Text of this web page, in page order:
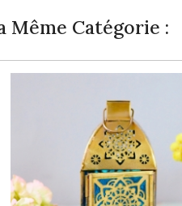
Même Catégorie :